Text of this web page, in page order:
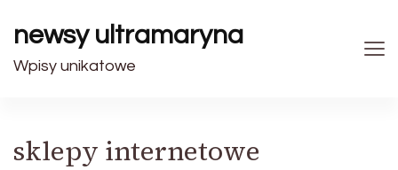
newsy ultramaryna
Wpisy unikatowe
sklepy internetowe